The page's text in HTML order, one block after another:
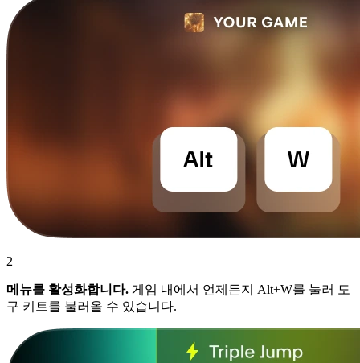
2
메뉴를 활성화합니다. 게임 내에서 언제든지 Alt+W를 눌러 도
구 키트를 불러올 수 있습니다.